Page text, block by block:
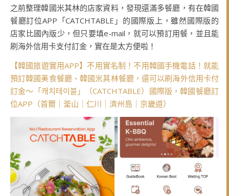
之前整理韓國米其林的店家資料，發現還滿多餐廳，有在韓國
餐廳訂位APP「CATCHTABLE」的國際版上，雖然國際版的
店家比國內版少，但只要填e-mail，就可以預訂用餐，並且能
刷海外信用卡支付訂金，實在是太方便啦！
【韓國旅遊實用APP】不用實名制！不用韓國手機電話！就能
預訂韓國美食餐廳、韓國米其林餐廳，還可以刷海外信用卡付
訂金～「캐치테이블」（CATCHTABLE）國際版，韓國餐廳訂
位APP（首爾｜釜山｜仁川｜濟州島｜京畿道）